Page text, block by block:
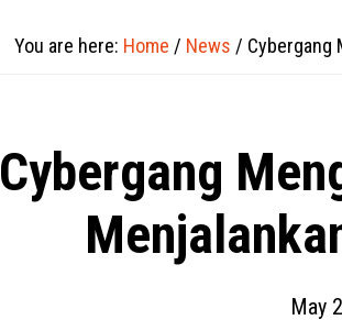
You are here: Home / News / Cybergang
Cybergang
May